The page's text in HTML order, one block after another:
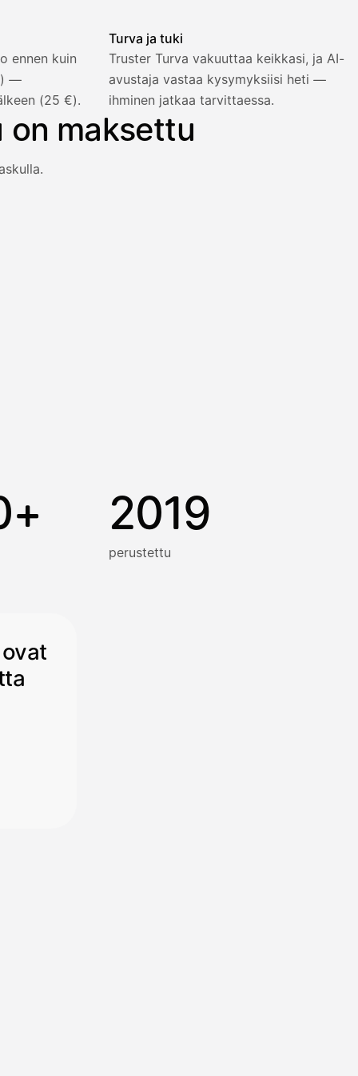
ennen kuin
—
(25 €).
Turva ja tuki
Truster Turva vakuuttaa keikkasi, ja AI-
avustaja vastaa kysymyksiisi heti —
ihminen jatkaa tarvittaessa.
maksettu
heti viiden prosentin lisähinnalla.
2019
perustettu